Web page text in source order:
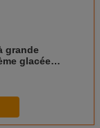
grande
glacée,